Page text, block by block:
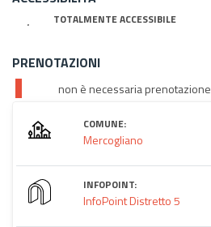
TOTALMENTE ACCESSIBILE
PRENOTAZIONI
non è necessaria prenotazione
COMUNE:
Mercogliano
INFOPOINT:
InfoPoint Distretto 5